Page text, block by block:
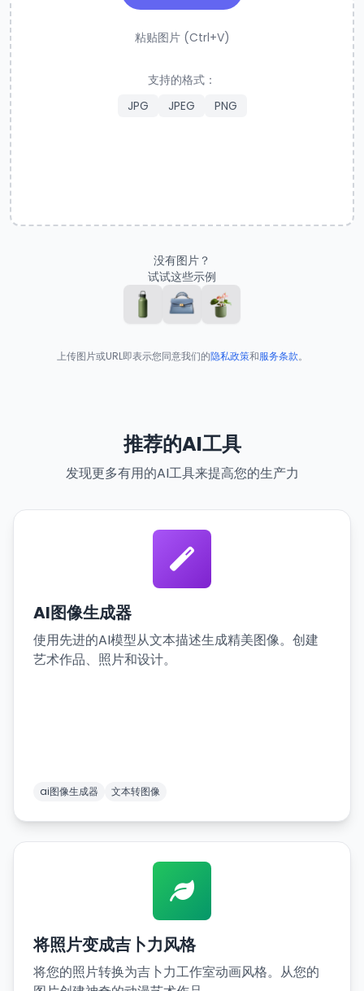
粘贴图片 (Ctrl+V)
支持的格式：
JPG
JPEG PNG
没有图片？
试试这些示例
上传图片或URL即表示您同意我们的隐私政策和服务条款。
推荐的AI工具
发现更多有用的AI工具来提高您的生产力
AI图像生成器
使用先进的AI模型从文本描述生成精美图像。创建
艺术作品、照片和设计。
ai图像生成器 文本转图像
将照片变成吉卜力风格
将您的照片转换为吉卜力工作室动画风格。从您的